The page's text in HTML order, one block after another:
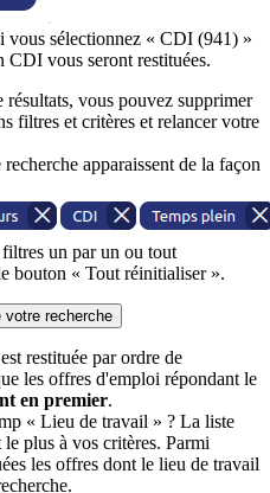
vous sélectionnez « CDI (941) »
CDI vous seront restituées.
résultats, vous pouvez supprimer
filtres et critères et relancer votre
apparaissent de la façon
un par un ou tout
bouton « Tout réinitialiser ».
recherche
restituée par ordre de
les offres d'emploi répondant le
en premier.
« Lieu de travail » ? La liste
plus à vos critères. Parmi
les offres dont le lieu de travail